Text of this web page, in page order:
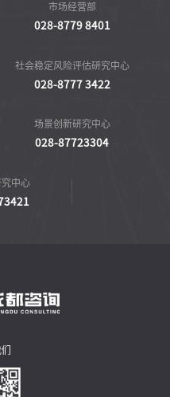
市场经营部
028-8779 8401
社会稳定风险评估研究中心
028-8777 3422
场景创新研究中心
028-87723304
中心